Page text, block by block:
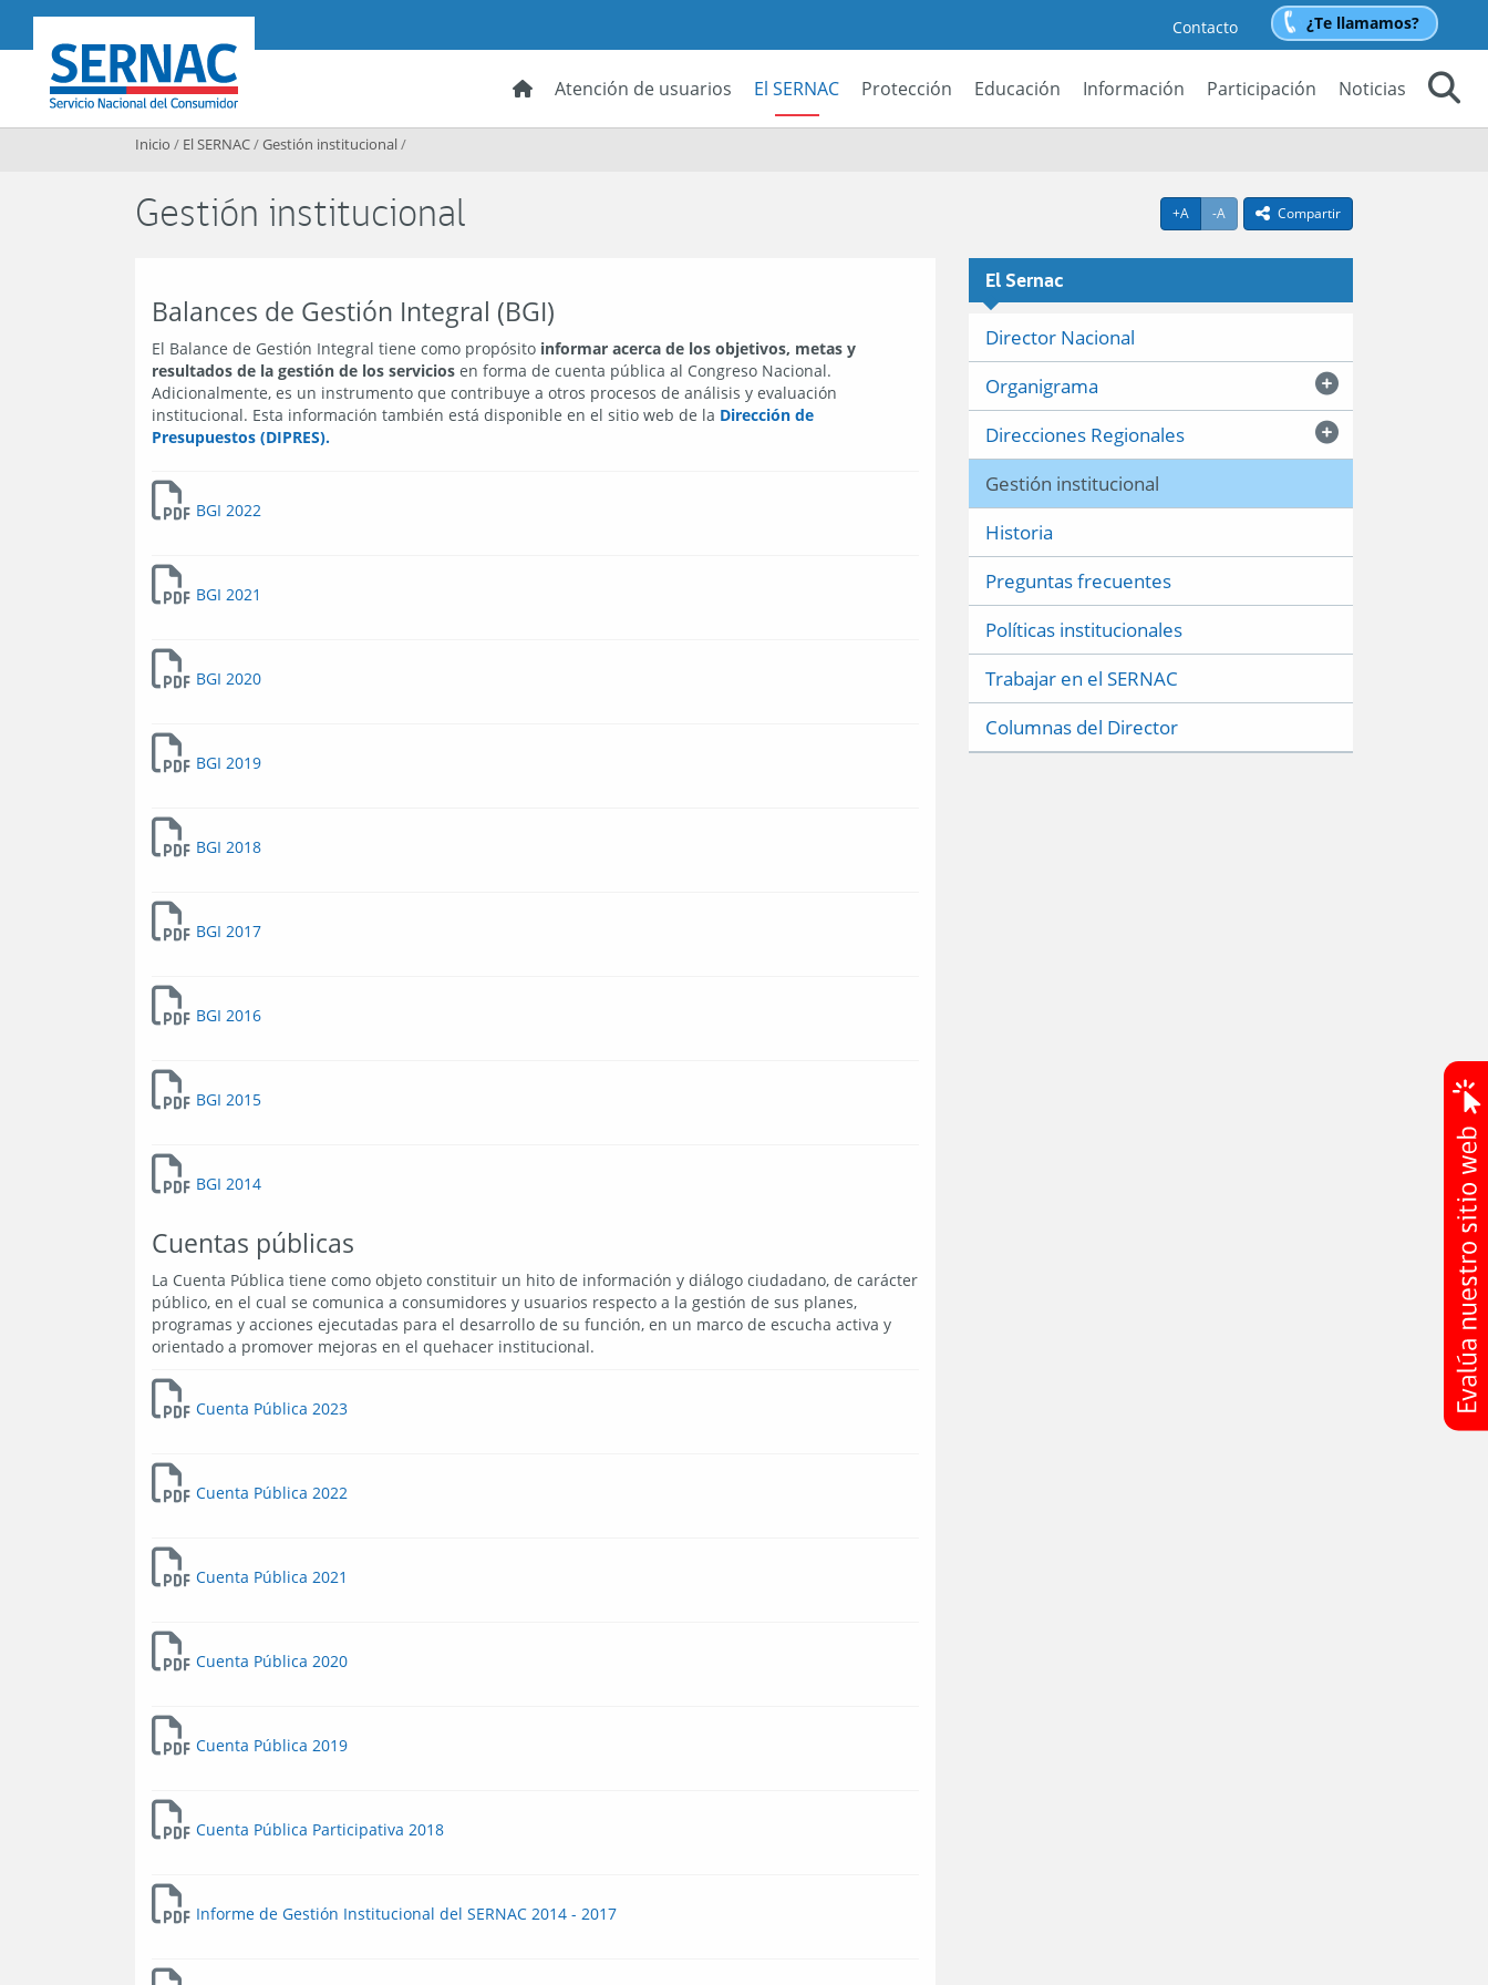
SERNAC
Contacto ¿Te llamamos?
Atención de usuarios El SERNAC Protección Educación Información Participación
Noticias
Inicio / El SERNAC/Gestión institucional/
+AAgrandar texto
-AAchicar textoicono compartir
Compartir
Gestión institucional
Balances de Gestión Integral (BGI)
El Balance de Gestión Integral tiene como propósito informar acerca de los objetivos, metas y
resultados de la gestión de los servicios en forma de cuenta pública al Congreso Nacional.
Adicionalmente, es un instrumento que contribuye a otros procesos de análisis y evaluación
institucional. Esta información también está disponible en el sitio web de la Dirección de
Presupuestos (DIPRES).
BGI 2022
BGI 2021
BGI 2020
BGI 2019
BGI 2018
BGI 2017
BGI 2016
BGI 2015
BGI 2014
Cuentas públicas
La Cuenta Pública tiene como objeto constituir un hito de información y diálogo ciudadano, de carácter
público, en el cual se comunica a consumidores y usuarios respecto a la gestión de sus planes,
programas y acciones ejecutadas para el desarrollo de su función, en un marco de escucha activa y
orientado a promover mejoras en el quehacer institucional.
Cuenta Pública 2023
Cuenta Pública 2022
Cuenta Pública 2021
Cuenta Pública 2020
Cuenta Pública 2019
Cuenta Pública Participativa 2018
Informe de Gestión Institucional del SERNAC 2014 - 2017
El Sernac
Director Nacional
Organigrama
Direcciones Regionales
Gestión institucional
Historia
Preguntas frecuentes
Políticas institucionales
Trabajar en el SERNAC
Columnas del Director